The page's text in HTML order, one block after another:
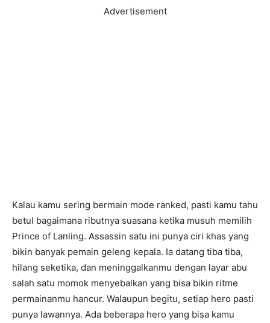
Advertisement
Kalau kamu sering bermain mode ranked, pasti kamu tahu
betul bagaimana ributnya suasana ketika musuh memilih
Prince of Lanling. Assassin satu ini punya ciri khas yang
bikin banyak pemain geleng kepala. Ia datang tiba tiba,
hilang seketika, dan meninggalkanmu dengan layar abu
salah satu momok menyebalkan yang bisa bikin ritme
permainanmu hancur. Walaupun begitu, setiap hero pasti
punya lawannya. Ada beberapa hero yang bisa kamu